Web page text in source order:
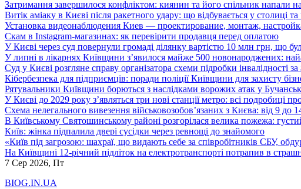
Затримання завершилося конфліктом: киянин та його спільник напали
Витік аміаку в Києві після ракетного удару: що відбувається у столиці та
Установка видеонаблюдения Киев — проектирование, монтаж,
Скам в Instagram-магазинах: як перевірити продавця перед оплатою
У Києві через суд повернули громаді ділянку вартістю 10 млн грн, що
У липні в лікарнях Київщини з’явилося майже 500 новонароджених:
Суд у Києві розгляне справу організатора схеми підробки інвалідності
Кібербезпека для підприємців: поради поліції Київщини для захисту
Рятувальники Київщини борються з наслідками ворожих атак у
У Києві до 2029 року з’являться три нові станції метро: всі подробиці
Схема нелегального вивезення військовозобов’язаних з Києва: від 9 до
В Київському Святошинському районі розгорілася велика пожежа:
Київ: жінка підпалила двері сусідки через ревнощі до знайомого
«Київ під загрозою: шахраї, що видають себе за співробітників СБУ,
На Київщині 12-річний підліток на електротранспорті потрапив в
7 Сер 2026, Пт
BIOG.IN.UA